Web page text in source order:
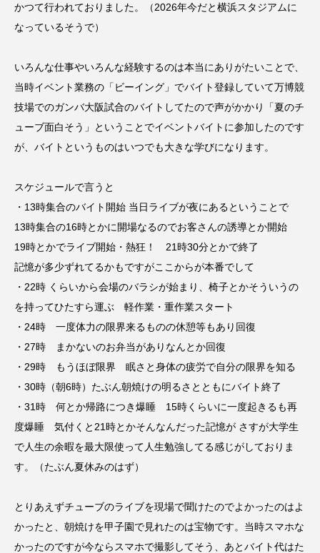
かつて行われておりました。（2026年今だと横浜スタジアムに
なっているそうで）
いろんな仕事やいろんな経験するのは本当にありがたいことで、
当時イベント業務の「ビーイング」でバイト登録していて万博競
技場でのガンバ大阪試合のバイトしてたので声がかかり「夏のチ
ューブ面白そう」ということでイベントバイトに参加したのです
が、バイトというものはいつでも大きな学びになります。
スケジュールで言うと
・13時集合のバイト開始 当日ライブが夜にあるということで
13時集合の16時とかに開場なるのでお客さんの誘導とか開始
19時とかでライブ開始・熱狂！ 21時30分とかで終了
記憶が多少ずれてるかもですがここからが本番でして
・22時 くらいから会場のバラシが始まり、椅子とかそういうの
を持ってひたすら運ぶ 軽作業・重作業スタート
・24時 一度体力の限界来るものの休憩等もあり回復
・27時 まかないのお弁当がありなんとか回復
・29時 もうほぼ限界 眠さと身体の疲労で自分の限界を知る
・30時（朝6時）たぶん朝焼けの明るさとともにバイト終了
・31時 何とか帰路につき爆睡 15時くらいに一度起きるも再
度爆睡 気付くと21時とかそんなんだった記憶が さすが大学生
で人生の余暇を最大限使って人生勉強してる感じがしておりま
す。（たぶん夏休みのはず）
とりあえずチューブのライブを現場で聞けたのでよかったのはよ
かったと、朝焼けを甲子園で見れたのは宝物です。当時スマホな
かったのですが今ならスマホで撮影してそう、あとバイト代はた